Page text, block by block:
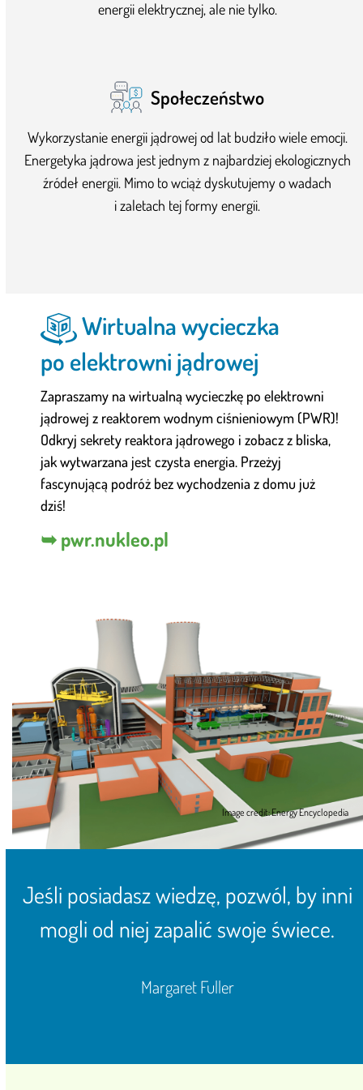
energii elektrycznej, ale nie tylko.
Społeczeństwo
Wykorzystanie energii jądrowej od lat budziło wiele emocji.
Energetyka jądrowa jest jednym z najbardziej ekologicznych
źródeł energii. Mimo to wciąż dyskutujemy o wadach
i zaletach tej formy energii.
Wirtualna wycieczka
po elektrowni jądrowej
Zapraszamy na wirtualną wycieczkę po elektrowni
jądrowej z reaktorem wodnym ciśnieniowym (PWR)!
Odkryj sekrety reaktora jądrowego i zobacz z bliska,
jak wytwarzana jest czysta energia. Przeżyj
fascynującą podróż bez wychodzenia z domu już
dziś!
➥ pwr.nukleo.pl
Image credit: Energy Encyclopedia
Jeśli posiadasz wiedzę, pozwól, by inni
mogli od niej zapalić swoje świece.
Margaret Fuller